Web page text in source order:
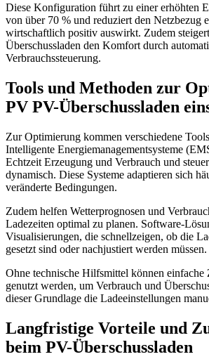
Diese Konfiguration führt zu einer erhöhten
von über 70 % und reduziert den Netzbezug
wirtschaftlich positiv auswirkt. Zudem
Überschussladen den Komfort durch
Verbrauchssteuerung.
Tools und Methoden zur
PV PV-Überschussladen
Zur Optimierung kommen verschiedene
Intelligente Energiemanagementsysteme
Echtzeit Erzeugung und Verbrauch und
dynamisch. Diese Systeme adaptieren sich
veränderte Bedingungen.
Zudem helfen Wetterprognosen und
Ladezeiten optimal zu planen. Software-
Visualisierungen, die schnellzeigen, ob die
gesetzt sind oder nachjustiert werden müssen.
Ohne technische Hilfsmittel können einfache
genutzt werden, um Verbrauch und
dieser Grundlage die Ladeeinstellungen
Langfristige Vorteile und
beim PV-Überschussladen